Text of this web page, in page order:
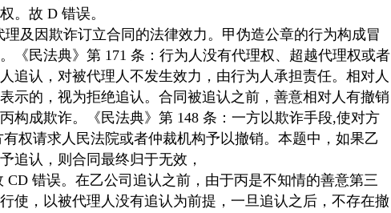
。故 D 错误。
及因欺诈订立合同的法律效力。甲伪造公章的行为构成冒
《民法典》第 171 条：行为人没有代理权、超越代理权或者
追认，对被代理人不发生效力，由行为人承担责任。相对人
示的，视为拒绝追认。合同被追认之前，善意相对人有撤销
构成欺诈。《民法典》第 148 条：一方以欺诈手段,使对方
权请求人民法院或者仲裁机构予以撤销。本题中，如果乙
追认，则合同最终归于无效，
错误。在乙公司追认之前，由于丙是不知情的善意第三
使，以被代理人没有追认为前提，一旦追认之后，不存在撤